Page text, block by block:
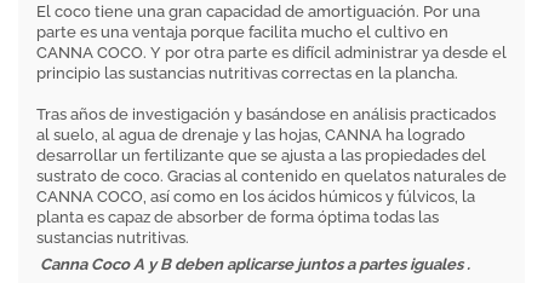
El coco tiene una gran capacidad de amortiguación. Por una
parte es una ventaja porque facilita mucho el cultivo en
CANNA COCO. Y por otra parte es difícil administrar ya desde el
principio las sustancias nutritivas correctas en la plancha.
Tras años de investigación y basándose en análisis practicados
al suelo, al agua de drenaje y las hojas, CANNA ha logrado
desarrollar un fertilizante que se ajusta a las propiedades del
sustrato de coco. Gracias al contenido en quelatos naturales de
CANNA COCO, así como en los ácidos húmicos y fúlvicos, la
planta es capaz de absorber de forma óptima todas las
sustancias nutritivas.
Canna Coco A y B deben aplicarse juntos a partes iguales .